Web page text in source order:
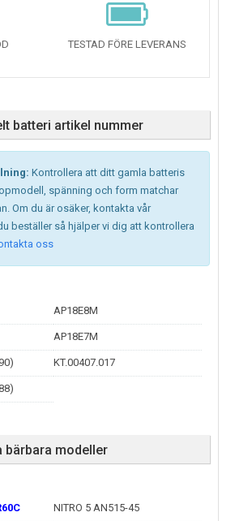
TESTAD FÖRE LEVERANS
batteri artikel nummer
Kontrollera att ditt gamla batteris
spänning och form matchar
Om du är osäker, kontakta vår
beställer så hjälper vi dig att kontrollera
oss
AP18E8M
AP18E7M
KT.00407.017
bärbara modeller
NITRO 5 AN515-45